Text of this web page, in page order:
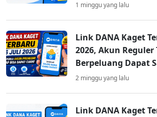
1 minggu yang lalu
Link DANA Kaget
2026, Akun Reguler
Berpeluang Dapat
2 minggu yang lalu
Link DANA Kaget